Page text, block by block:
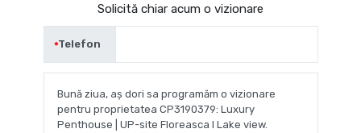
Solicită chiar acum o vizionare
Telefon